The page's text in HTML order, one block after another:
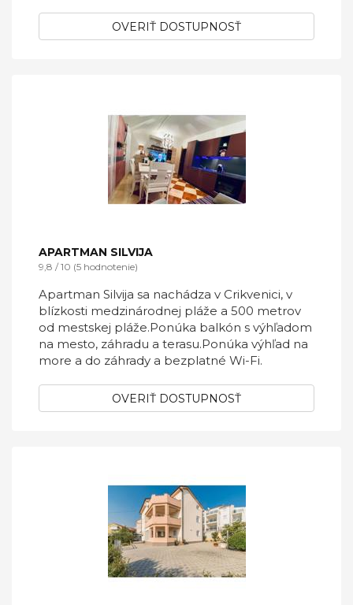
OVERIŤ DOSTUPNOSŤ
APARTMAN SILVIJA
9,8 / 10 (5 hodnotenie)
Apartman Silvija sa nachádza v Crikvenici, v
blízkosti medzinárodnej pláže a 500 metrov
od mestskej pláže.Ponúka balkón s výhľadom
na mesto, záhradu a terasu.Ponúka výhľad na
more a do záhrady a bezplatné Wi-Fi.
OVERIŤ DOSTUPNOSŤ